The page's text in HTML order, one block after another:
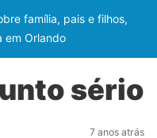
família, pais e filhos,
em Orlando
sério
7 anos atrás